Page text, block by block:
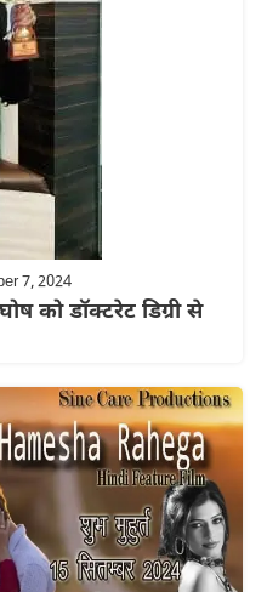
7, 2024
को डॉक्टरेट डिग्री से